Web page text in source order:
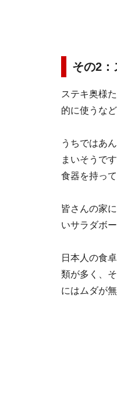
その2
ステキ奥様
的に使うな
うちではあ
まいそうで
食器を持っ
皆さんの家
いサラダボ
日本人の食
類が多く、
にはムダが